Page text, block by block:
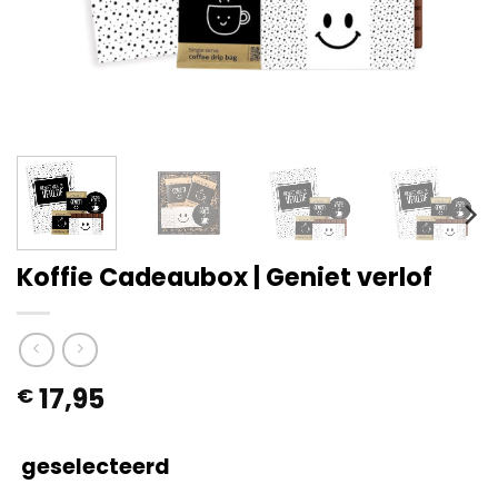
Koffie Cadeaubox | Geniet verlof
€ 17,95
geselecteerd